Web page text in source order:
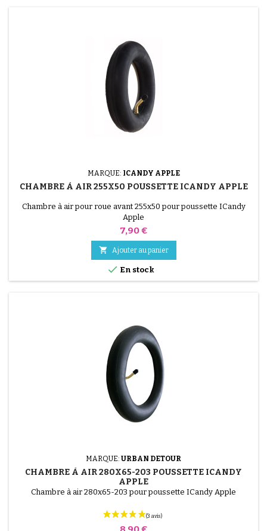
MARQUE: ICANDY APPLE
CHAMBRE À AIR 255X50 POUSSETTE ICANDY APPLE
Chambre à air pour roue avant 255x50 pour poussette ICandy
Apple
Prix
7,90 €
 Ajouter au panier
 En stock
MARQUE: URBAN DETOUR
CHAMBRE À AIR 280X65-203 POUSSETTE ICANDY
APPLE
Chambre à air 280x65-203 pour poussette ICandy Apple
Prix